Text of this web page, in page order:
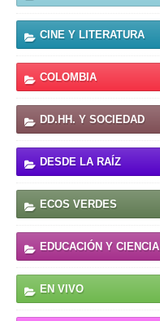
CINE Y LITERATURA
COLOMBIA
DD.HH. Y SOCIEDAD
DESDE LA RAÍZ
ECOS VERDES
EDUCACIÓN Y CIENCIA
EN VIVO